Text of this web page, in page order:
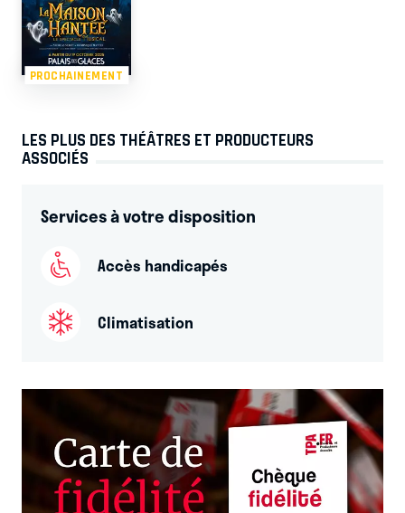
PROCHAINEMENT
LES PLUS DES THÉÂTRES ET PRODUCTEURS
ASSOCIÉS
Services à votre disposition
Accès handicapés
Climatisation